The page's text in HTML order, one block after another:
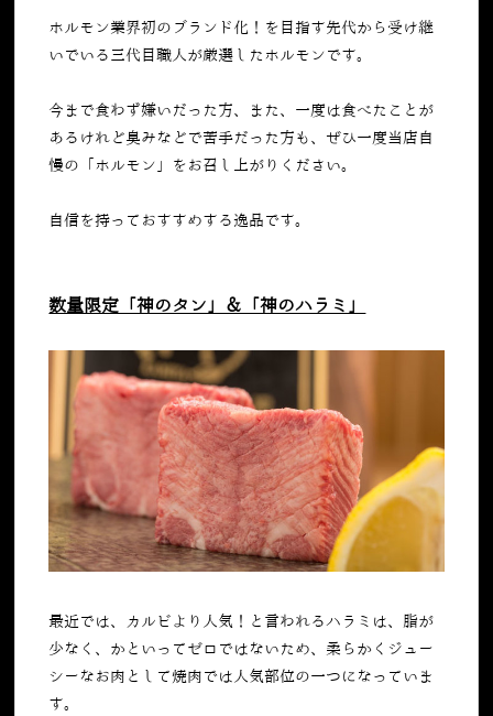
ホルモン業界初のブランド化！を目指す先代から受け継
いでいる三代目職人が厳選したホルモンです。
今まで食わず嫌いだった方、また、一度は食べたことが
あるけれど臭みなどで苦手だった方も、ぜひ一度当店自
慢の「ホルモン」をお召し上がりください。
自信を持っておすすめする逸品です。
数量限定「神のタン」＆「神のハラミ」
最近では、カルビより人気！と言われるハラミは、脂が
少なく、かといってゼロではないため、柔らかくジュー
シーなお肉として焼肉では人気部位の一つになっていま
す。